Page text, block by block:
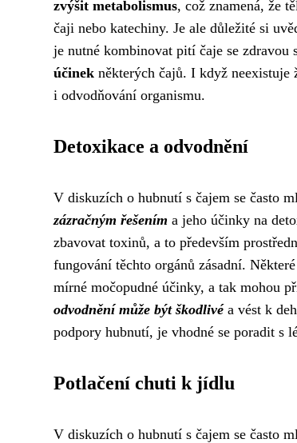
zvýšit metabolismus, což znamená, že
čaji nebo katechiny. Je ale důležité si
je nutné kombinovat pití čaje se zdravou
účinek některých čajů. I když
i odvodňování organismu.
Detoxikace a odvodnění
V diskuzích o hubnutí s čajem se často
zázračným řešením a jeho účinky na
zbavovat toxinů, a to především
fungování těchto orgánů zásadní.
mírné močopudné účinky, a tak mohou
odvodnění může být škodlivéa vést k
podpory hubnutí, je vhodné se poradit s
Potlačení chuti k jídlu
V diskuzích o hubnutí s čajem se často